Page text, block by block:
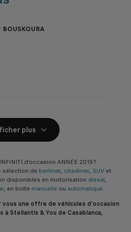
plus
d’occasion ANNÉE 2015?
sélection de berlines, citadines, SUV et
disponibles en motorisation diesel,
, en boîte manuelle ou automatique.
une offre de véhicules d'occasion
Stellantis & You de Casablanca,